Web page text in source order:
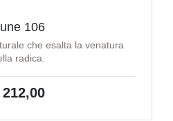
106
che esalta la venatura
radica.